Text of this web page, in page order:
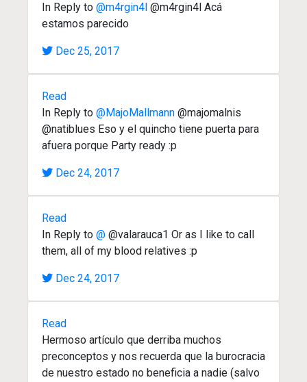
In Reply to @m4rgin4l @m4rgin4l Acá
estamos parecido
Dec 25, 2017
Read
In Reply to @MajoMallmann @majomalnis
@natiblues Eso y el quincho tiene puerta para
afuera porque Party ready :p
Dec 24, 2017
Read
In Reply to @ @valarauca1 Or as I like to call
them, all of my blood relatives :p
Dec 24, 2017
Read
Hermoso artículo que derriba muchos
preconceptos y nos recuerda que la burocracia
de nuestro estado no beneficia a nadie (salvo